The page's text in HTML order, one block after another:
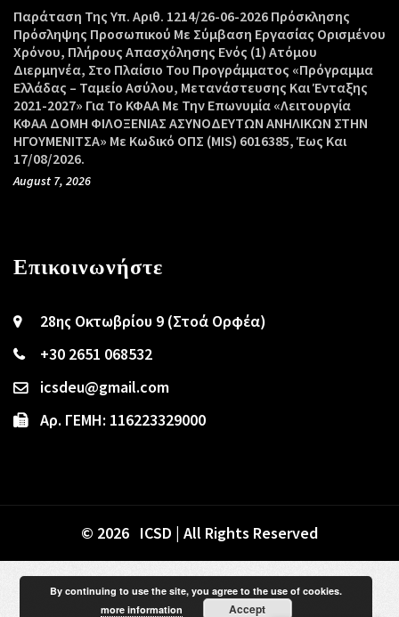
Παράταση Της Υπ. Αριθ. 1214/26-06-2026 Πρόσκλησης
Πρόσληψης Προσωπικού Με Σύμβαση Εργασίας Ορισμένου
Χρόνου, Πλήρους Απασχόλησης Ενός (1) Ατόμου
Διερμηνέα, Στο Πλαίσιο Του Προγράμματος «Πρόγραμμα
Ελλάδας – Ταμείο Ασύλου, Μετανάστευσης Και Ένταξης
2021-2027» Για Το ΚΦΑΑ Με Την Επωνυμία «Λειτουργία
ΚΦΑΑ ΔΟΜΗ ΦΙΛΟΞΕΝΙΑΣ ΑΣΥΝΟΔΕΥΤΩΝ ΑΝΗΛΙΚΩΝ ΣΤΗΝ
ΗΓΟΥΜΕΝΙΤΣΑ» Με Κωδικό ΟΠΣ (MIS) 6016385, Έως Και
17/08/2026.
August 7, 2026
Επικοινωνήστε
28ης Οκτωβρίου 9 (Στοά Ορφέα)
+30 2651 068532
icsdeu@gmail.com
Αρ. ΓΕΜΗ: 116223329000
© 2026 ICSD | All Rights Reserved
By continuing to use the site, you agree to the use of cookies.
more information
Accept